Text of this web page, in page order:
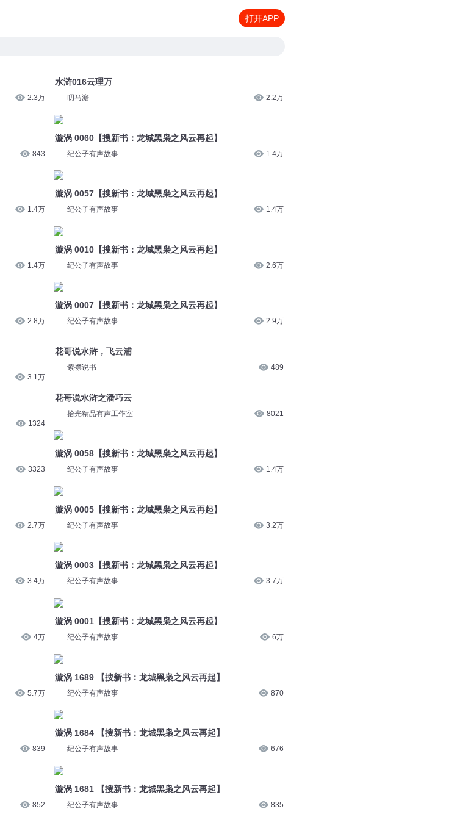
打开APP
2.3万
843
1.4万
1.4万
2.8万
3.1万
1324
3323
2.7万
3.4万
4万
5.7万
839
852
水浒016云理万
叨马澹 2.2万
漩涡 0060【搜新书：龙城黑枭之风云再起】
纪公子有声故事 1.4万
漩涡 0057【搜新书：龙城黑枭之风云再起】
纪公子有声故事 1.4万
漩涡 0010【搜新书：龙城黑枭之风云再起】
纪公子有声故事 2.6万
漩涡 0007【搜新书：龙城黑枭之风云再起】
纪公子有声故事 2.9万
花哥说水浒，飞云浦
紫襟说书 489
花哥说水浒之潘巧云
拾光精品有声工作室 8021
漩涡 0058【搜新书：龙城黑枭之风云再起】
纪公子有声故事 1.4万
漩涡 0005【搜新书：龙城黑枭之风云再起】
纪公子有声故事 3.2万
漩涡 0003【搜新书：龙城黑枭之风云再起】
纪公子有声故事 3.7万
漩涡 0001【搜新书：龙城黑枭之风云再起】
纪公子有声故事 6万
漩涡 1689 【搜新书：龙城黑枭之风云再起】
纪公子有声故事 870
漩涡 1684 【搜新书：龙城黑枭之风云再起】
纪公子有声故事 676
漩涡 1681 【搜新书：龙城黑枭之风云再起】
纪公子有声故事 835